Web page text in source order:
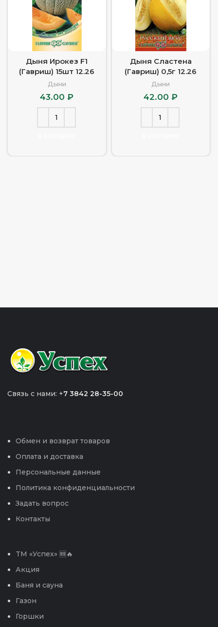
Дыня Ирокез F1
(Гавриш) 15шт 12.26
Дыни
43.00₽
Дыня Сластена
(Гавриш) 0,5г 12.26
Дыни
42.00₽
Связь с нами: +7 3842 28-35-00
Обмен и возврат товаров
Оплата и доставка
Персональные данные
Политика конфиденциальности
Задать вопрос
Контакты
TM «Успех» 🆕🔥
Акция
Баня и сауна
Газон
Горшки